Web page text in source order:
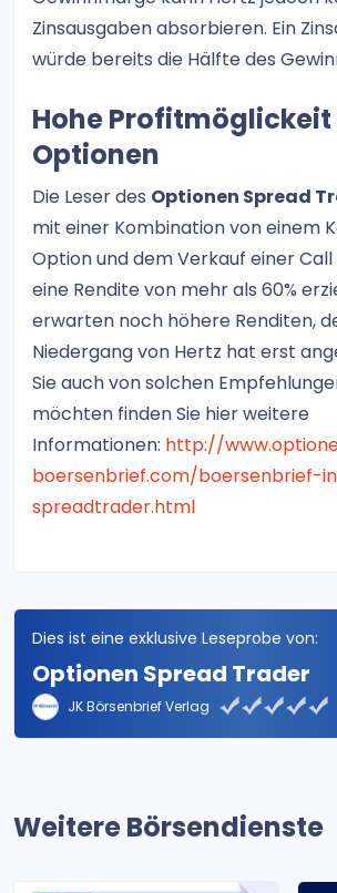
Zinsausgaben absorbieren. Ein
würde bereits die Hälfte des
Hohe
Optionen
Die Leser des Optionen Spread
mit einer Kombination von einem
Option und dem Verkauf einer
eine Rendite von mehr als 60%
erwarten noch höhere Renditen,
Niedergang von Hertz hat erst
Sie auch von solchen
möchten finden Sie hier weitere
Informationen: http://
boersenbrief.com/boersenbrief-
spreadtrader.html
Dies ist eine exklusive Leseprobe von:
Optionen Spread Trader
JK Börsenbrief Verlag
Weitere Börsendienste